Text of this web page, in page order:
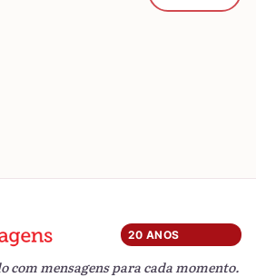
20 ANOS
com mensagens para cada momento.